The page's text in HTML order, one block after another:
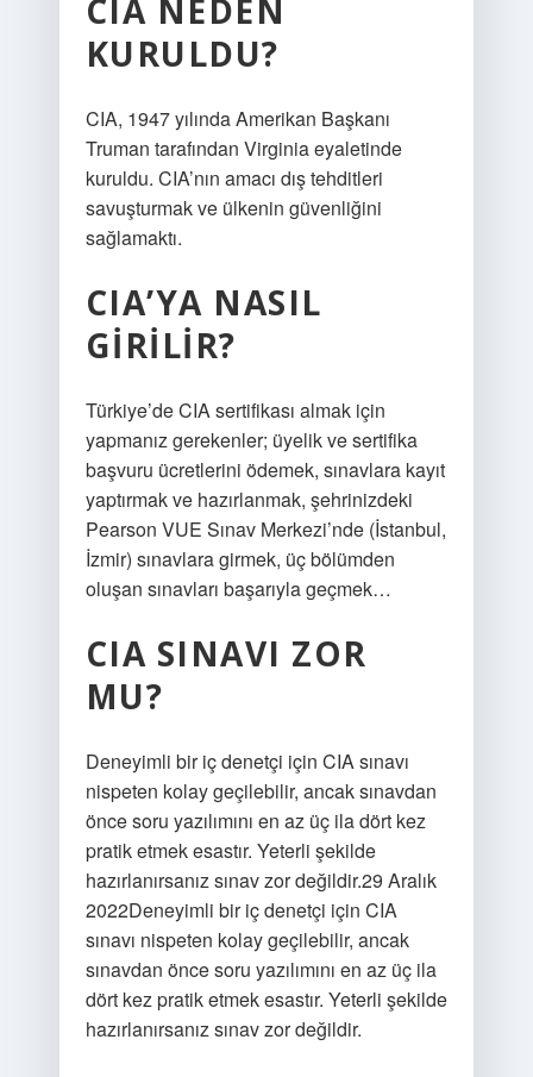
CIA NEDEN
KURULDU?
CIA, 1947 yılında Amerikan Başkanı
Truman tarafından Virginia eyaletinde
kuruldu. CIA’nın amacı dış tehditleri
savuşturmak ve ülkenin güvenliğini
sağlamaktı.
CIA’YA NASIL
GIRILIR?
Türkiye’de CIA sertifikası almak için
yapmanız gerekenler; üyelik ve sertifika
başvuru ücretlerini ödemek, sınavlara kayıt
yaptırmak ve hazırlanmak, şehrinizdeki
Pearson VUE Sınav Merkezi’nde (İstanbul,
İzmir) sınavlara girmek, üç bölümden
oluşan sınavları başarıyla geçmek…
CIA SINAVI ZOR
MU?
Deneyimli bir iç denetçi için CIA sınavı
nispeten kolay geçilebilir, ancak sınavdan
önce soru yazılımını en az üç ila dört kez
pratik etmek esastır. Yeterli şekilde
hazırlanırsanız sınav zor değildir.29 Aralık
2022Deneyimli bir iç denetçi için CIA
sınavı nispeten kolay geçilebilir, ancak
sınavdan önce soru yazılımını en az üç ila
dört kez pratik etmek esastır. Yeterli şekilde
hazırlanırsanız sınav zor değildir.